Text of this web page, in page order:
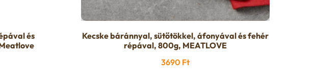
és
Kecske báránnyal, sütőtökkel, áfonyával és fehér
répával, 800g, MEATLOVE
3690 Ft